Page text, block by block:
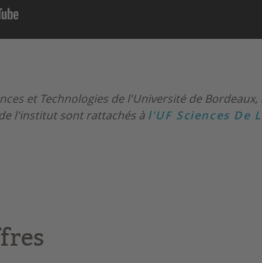
et Technologies de l'Université de
l'institut sont rattachés à l'UF Sciences De